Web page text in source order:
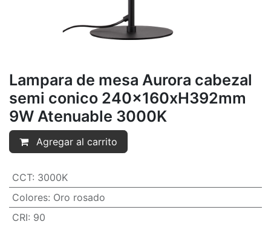
Lampara de mesa Aurora cabezal
semi conico 240x160xH392mm
9W Atenuable 3000K
Agregar al carrito
CCT: 3000K
Colores: Oro rosado
CRI: 90